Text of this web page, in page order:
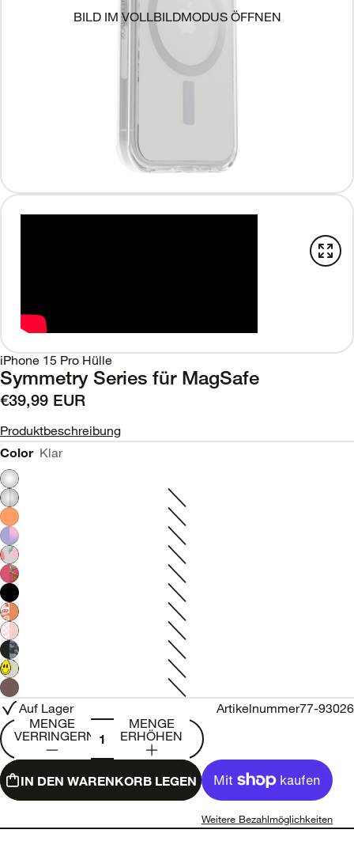
BILD IM VOLLBILDMODUS ÖFFNEN
iPhone 15 Pro Hülle
Symmetry Series für MagSafe
€39,99 EUR
Produktbeschreibung
Color Klar
Auf Lager Artikelnummer77-93026
MENGE
VERRINGERN
MENGE
ERHÖHEN
IN DEN WARENKORB LEGEN
Weitere Bezahlmöglichkeiten